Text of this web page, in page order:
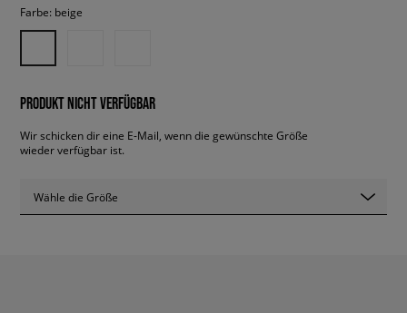
Farbe: beige
PRODUKT NICHT VERFÜGBAR
Wir schicken dir eine E-Mail, wenn die gewünschte Größe
wieder verfügbar ist.
Wähle die Größe